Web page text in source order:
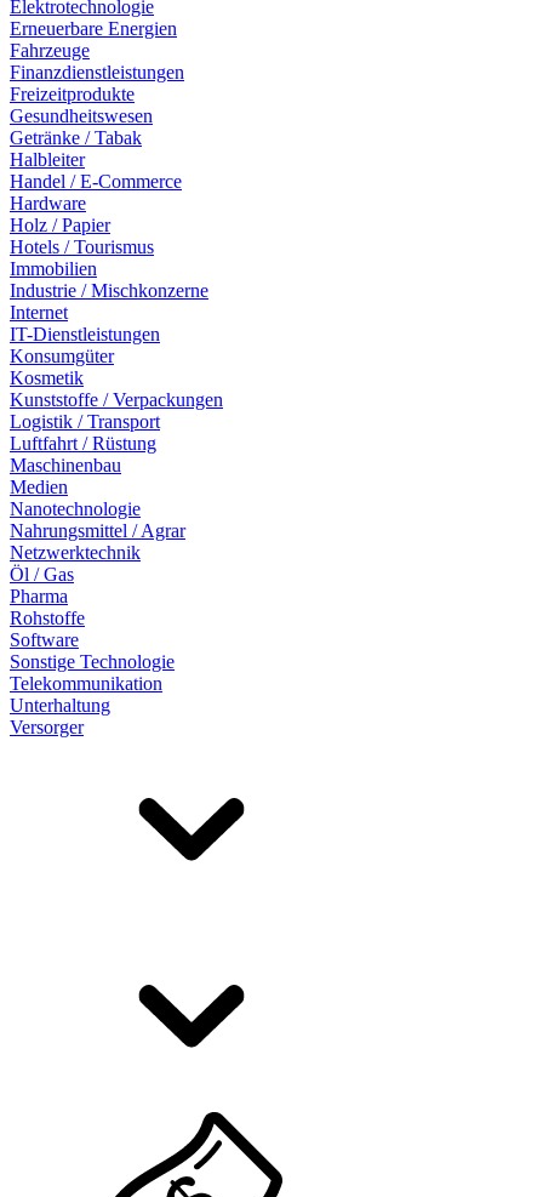
Elektrotechnologie
Erneuerbare Energien
Fahrzeuge
Finanzdienstleistungen
Freizeitprodukte
Gesundheitswesen
Getränke / Tabak
Halbleiter
Handel / E-Commerce
Hardware
Holz / Papier
Hotels / Tourismus
Immobilien
Industrie / Mischkonzerne
Internet
IT-Dienstleistungen
Konsumgüter
Kosmetik
Kunststoffe / Verpackungen
Logistik / Transport
Luftfahrt / Rüstung
Maschinenbau
Medien
Nanotechnologie
Nahrungsmittel / Agrar
Netzwerktechnik
Öl / Gas
Pharma
Rohstoffe
Software
Sonstige Technologie
Telekommunikation
Unterhaltung
Versorger